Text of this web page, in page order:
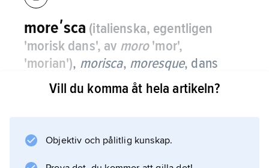
moreʹsca (italienska, egentligen
'morisk dans', av moro'mor',
'morian'), morisca, moresque, dans
under medeltid och renässans framför
allt i södra Europa.
pantomimisk, narraktig, och i grupp, då oftast
Vill du komma åt hela artikeln?
Objektiv och pålitlig kunskap.